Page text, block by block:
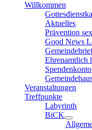
Willkommen
Aktuelles
Prävention
Good News
Ehrenamtlich
Spendenkonto
Veranstaltungen
Treffpunkte
Labyrinth
BiCK